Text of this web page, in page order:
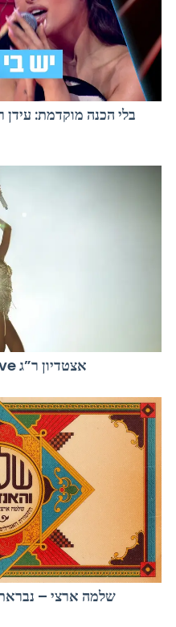
בלי הכנה מוקדמת: עידן
אודיה – עשר רמות מעליו – Live אצטדיון ר”ג
שלמה ארצי –